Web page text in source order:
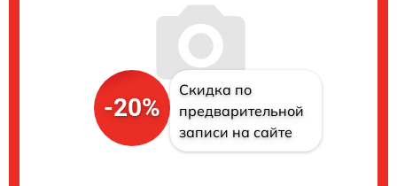
-20%
Скидка по
предварительной
записи на сайте